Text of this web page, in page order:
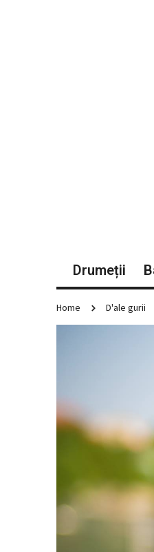
Drumeții
Home D'ale gurii